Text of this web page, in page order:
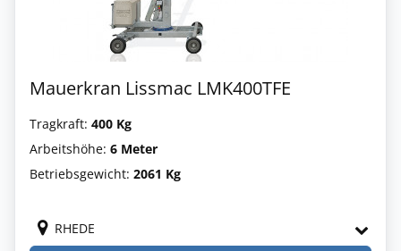
Mauerkran Lissmac LMK400TFE
Tragkraft: 400 Kg
Arbeitshöhe: 6 Meter
Betriebsgewicht: 2061 Kg
RHEDE